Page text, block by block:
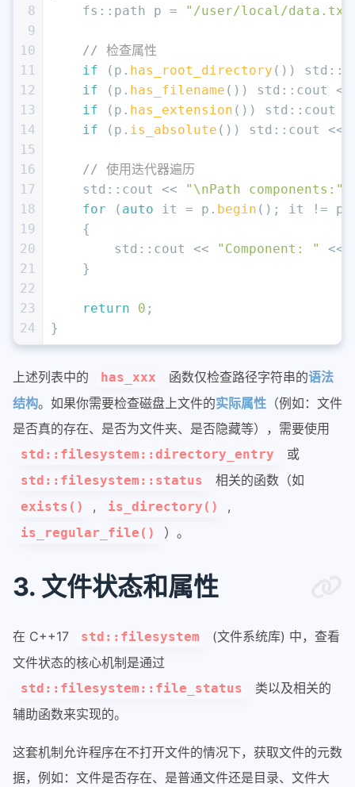
8
9
10
11
12
13
14
15
16
17
18
19
20
21
22
23
24
    fs::path p =
"/user/local/
// 检查属性
if (p. has_root_directory ())
if (p. has_filename ()) std::cout
if (p. has_extension ()) std::cout
if (p. is_absolute ()) std::cout <<
// 使用迭代器遍历
    std::cout <<
"\nPath components:"
for ( auto it = p. begin (); it != p.
    {
        std::cout <<
"Component: "
<<
    }
return 0 ;
}
上述列表中的 has_xxx 函数仅检查路径字符串的语法
结构。如果你需要检查磁盘上文件的实际属性 （例如：文件
是否真的存在、是否为文件夹、是否隐藏等），需要使用
std::filesystem::directory_entry 或
std::filesystem::status 相关的函数（如
exists() , is_directory() ,
is_regular_file() ）。
3. 文件状态和属性
在 C++17 std::filesystem
(文件系统库) 中，查看
文件状态的核心机制是通过
std::filesystem::file_status
类以及相关的
辅助函数来实现的。
这套机制允许程序在不打开文件的情况下，获取文件的元数
据，例如：文件是否存在、是普通文件还是目录、文件大